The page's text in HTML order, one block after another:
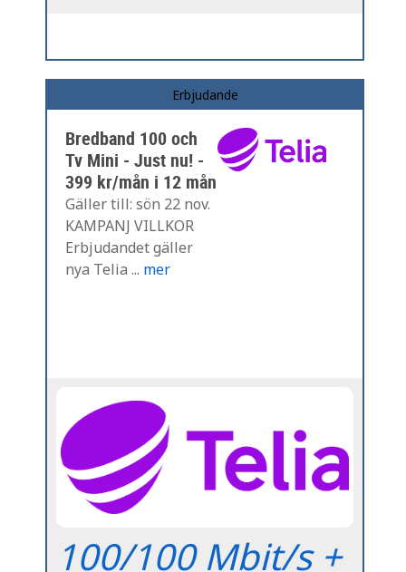
Erbjudande
Bredband 100 och
Tv Mini - Just nu! -
399 kr/mån i 12 mån
Gäller till: sön 22 nov.
KAMPANJ VILLKOR
Erbjudandet gäller
nya Telia ... mer
100/100 Mbit/s +